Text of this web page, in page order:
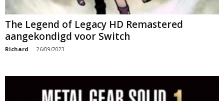
The Legend of Legacy HD Remastered
aangekondigd voor Switch
Richard - 26/09/2023